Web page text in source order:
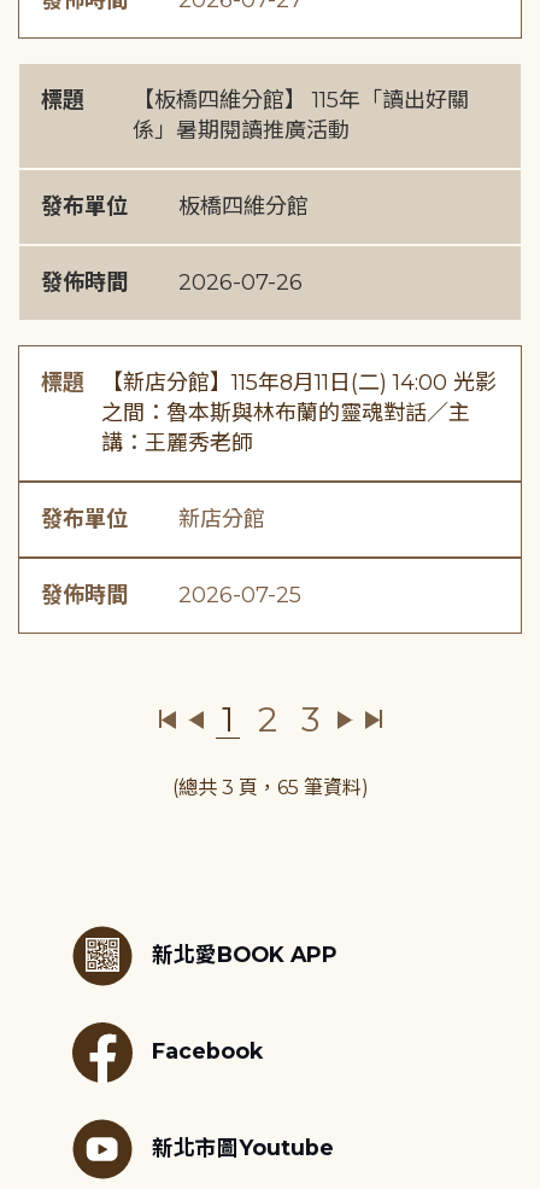
標題
【板橋四維分館】 115年「讀出好關
係」暑期閱讀推廣活動
發布單位 板橋四維分館
發佈時間 2026-07-26
標題
【新店分館】115年8月11日(二) 14:00 光影
之間：魯本斯與林布蘭的靈魂對話／主
講：王麗秀老師
發布單位 新店分館
發佈時間 2026-07-25
1 2 3
(總共 3 頁，65 筆資料)
新北愛BOOK APP
Facebook
新北市圖Youtube